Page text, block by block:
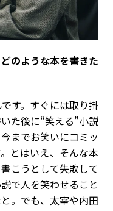
どのような本を書きた
す。すぐには取り掛
た後に“笑える”小説
までお笑いにコミッ
とはいえ、そんな本
こうとして失敗して
で人を笑わせること
。でも、太宰や内田